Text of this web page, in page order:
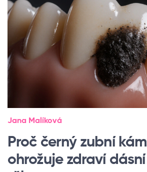
Jana Malíková
Proč černý zubní
ohrožuje zdraví